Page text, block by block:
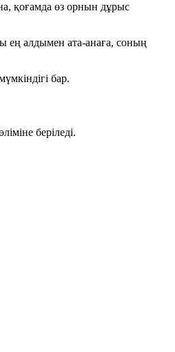
қоғамда өз орнын дұрыс
ең алдымен ата-анаға, соның
бар.
беріледі.